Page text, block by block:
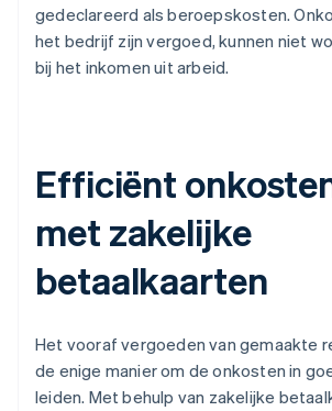
gedeclareerd als beroepskosten.
het bedrijf zijn vergoed, kunnen niet
bij het inkomen uit arbeid.
Efficiënt
met zakelijke
betaalkaarten
Het vooraf vergoeden van gemaakte
de enige manier om de onkosten in
leiden. Met behulp van zakelijke